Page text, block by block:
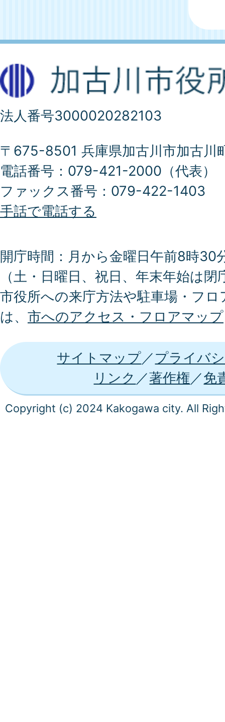
法人番号3000020282103
〒675-8501 兵庫県加古川市加古川
電話番号：079-421-2000（代表）
ファックス番号：079-422-1403
手話で電話する
開庁時間：月から金曜日午前8時30
（土・日曜日、祝日、年末年始は閉
市役所への来庁方法や駐車場・フ
は、 市へのアクセス・フロアマップ
サイトマップ
プライバ
リンク
著作権 免
Copyright (c) 2024 Kakogawa city. All